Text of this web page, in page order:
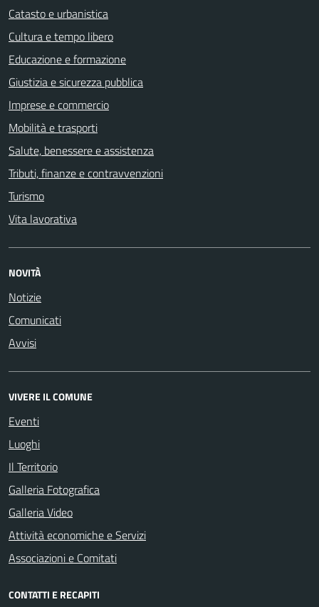
Catasto e urbanistica
Cultura e tempo libero
Educazione e formazione
Giustizia e sicurezza pubblica
Imprese e commercio
Mobilità e trasporti
Salute, benessere e assistenza
Tributi, finanze e contravvenzioni
Turismo
Vita lavorativa
NOVITÀ
Notizie
Comunicati
Avvisi
VIVERE IL COMUNE
Eventi
Luoghi
Il Territorio
Galleria Fotografica
Galleria Video
Attività economiche e Servizi
Associazioni e Comitati
CONTATTI E RECAPITI